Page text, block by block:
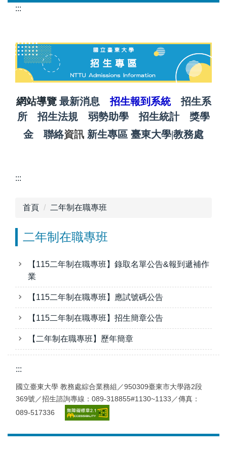
:::
網站導覽 最新消息 招生報到系統
招生系
所
招生法規 弱勢助學 招生統計
獎學
金
聯絡資訊 新生專區 臺東大學|教務處
:::
首頁 二年制在職專班
二年制在職專班
【115二年制在職專班】錄取名單公告&報到遞補作
業
【115二年制在職專班】應試號碼公告
【115二年制在職專班】招生簡章公告
【二年制在職專班】歷年簡章
:::
國立臺東大學 教務處綜合業務組／950309臺東市大學路2段
369號／招生諮詢專線：089-318855#1130~1133／傳真：
089-517336